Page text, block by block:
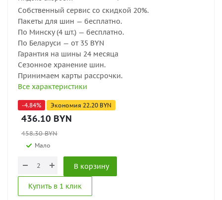
Собственный сервис со скидкой 20%.
Пакеты для шин — бесплатно.
По Минску (4 шт.) — бесплатно.
По Беларуси — от 35 BYN
Гарантия на шины 24 месяца
Сезонное хранение шин.
Принимаем карты рассрочки.
Все характеристики
-4.84% Экономия 22.20 BYN
436.10 BYN
458.30BYN
Мало
В корзину
Купить в 1 клик